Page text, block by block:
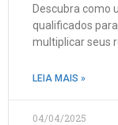
Descubra como
qualificados
multiplicar seus
LEIA MAIS »
04/04/2025